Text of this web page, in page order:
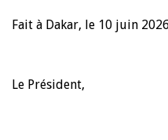
Fait à Dakar, le 10 juin 2026
Le Président,